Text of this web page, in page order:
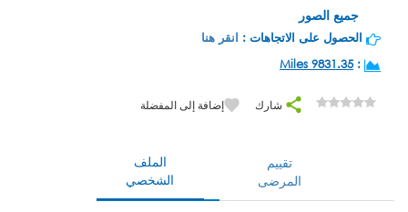
جميع الصور
الحصول على الاتجاهات : انقر هنا
:
9831.35 Miles
شارك إضافة إلى المفضلة
الملف
الشخصي
تقييم
المرضى